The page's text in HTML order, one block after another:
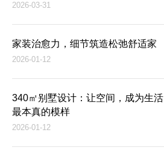
2026-03-31
家装治愈力，细节筑造松弛舒适家
2026-01-12
340㎡别墅设计：让空间，成为生活
最本真的模样
2026-01-12